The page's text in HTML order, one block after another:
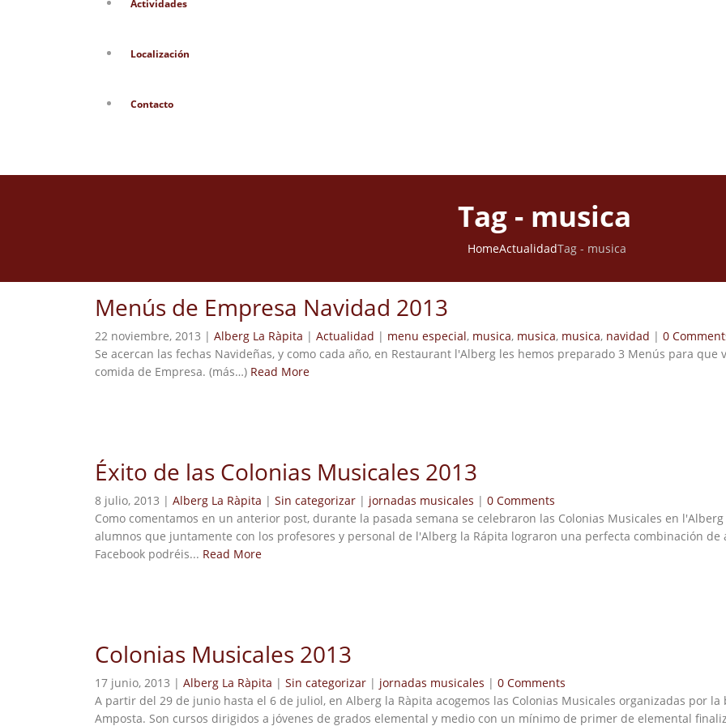
Actividades
Localización
Contacto
Tag - musica
HomeActualidadTag - musica
Menús de Empresa Navidad 2013
22 noviembre, 2013 | Alberg La Ràpita | Actualidad | menu especial, musica, musica, musica, navidad | 0
Se acercan las fechas Navideñas, y como cada año, en Restaurant l'Alberg les hemos preparado 3 Menús para
comida de Empresa. (más…) Read More
Éxito de las Colonias Musicales 2013
8 julio, 2013 | Alberg La Ràpita | Sin categorizar | jornadas musicales | 0 Comments
Como comentamos en un anterior post, durante la pasada semana se celebraron las Colonias Musicales en
alumnos que juntamente con los profesores y personal de l'Alberg la Rápita lograron una perfecta combinación
Facebook podréis... Read More
Colonias Musicales 2013
17 junio, 2013 | Alberg La Ràpita | Sin categorizar | jornadas musicales | 0 Comments
A partir del 29 de junio hasta el 6 de juliol, en Alberg la Ràpita acogemos las Colonias Musicales organizadas por
Amposta. Son cursos dirigidos a jóvenes de grados elemental y medio con un mínimo de primer de elemental